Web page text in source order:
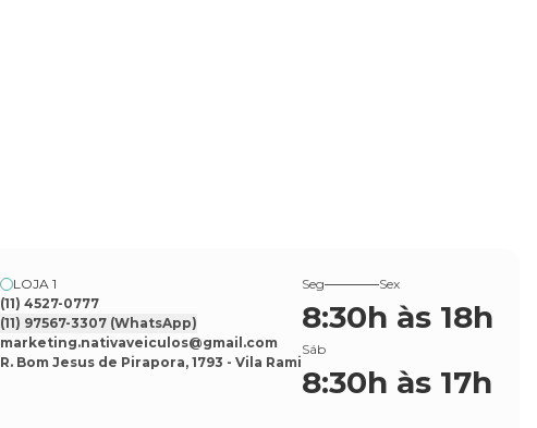
LOJA 1
(11) 4527-0777
(11) 97567-3307 (WhatsApp)
marketing.nativaveiculos@gmail.com
R. Bom Jesus de Pirapora, 1793 - Vila Rami
Seg Sex
8:30h às 18h
Sáb
8:30h às 17h